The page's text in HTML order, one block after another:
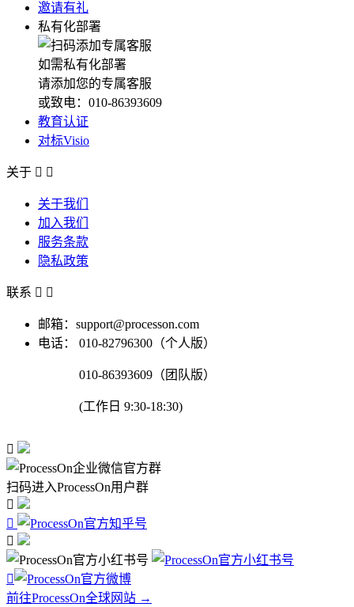
邀请有礼
私有化部署
如需私有化部署
请添加您的专属客服
或致电：010-86393609
教育认证
对标Visio
关于  
关于我们
加入我们
服务条款
隐私政策
联系  
邮箱：support@processon.com
电话：
010-82796300（个人版）
010-86393609（团队版）
(工作日 9:30-18:30)

扫码进入ProcessOn用户群




前往ProcessOn全球网站 →